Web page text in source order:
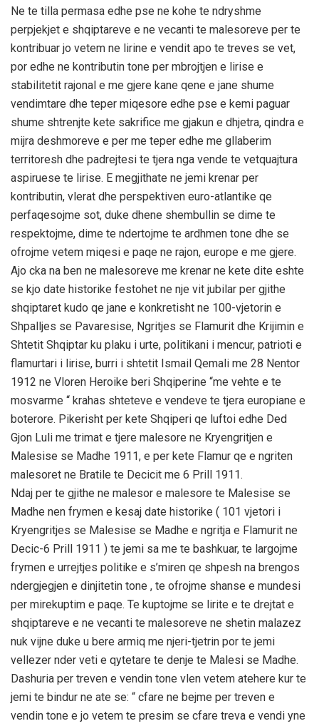
Ne te tilla permasa edhe pse ne kohe te ndryshme
perpjekjet e shqiptareve e ne vecanti te malesoreve per te
kontribuar jo vetem ne lirine e vendit apo te treves se vet,
por edhe ne kontributin tone per mbrojtjen e lirise e
stabilitetit rajonal e me gjere kane qene e jane shume
vendimtare dhe teper miqesore edhe pse e kemi paguar
shume shtrenjte kete sakrifice me gjakun e dhjetra, qindra e
mijra deshmoreve e per me teper edhe me gllaberim
territoresh dhe padrejtesi te tjera nga vende te vetquajtura
aspiruese te lirise. E megjithate ne jemi krenar per
kontributin, vlerat dhe perspektiven euro-atlantike qe
perfaqesojme sot, duke dhene shembullin se dime te
respektojme, dime te ndertojme te ardhmen tone dhe se
ofrojme vetem miqesi e paqe ne rajon, europe e me gjere.
Ajo cka na ben ne malesoreve me krenar ne kete dite eshte
se kjo date historike festohet ne nje vit jubilar per gjithe
shqiptaret kudo qe jane e konkretisht ne 100-vjetorin e
Shpalljes se Pavaresise, Ngritjes se Flamurit dhe Krijimin e
Shtetit Shqiptar ku plaku i urte, politikani i mencur, patrioti e
flamurtari i lirise, burri i shtetit Ismail Qemali me 28 Nentor
1912 ne Vloren Heroike beri Shqiperine “me vehte e te
mosvarme “ krahas shteteve e vendeve te tjera europiane e
boterore. Pikerisht per kete Shqiperi qe luftoi edhe Ded
Gjon Luli me trimat e tjere malesore ne Kryengritjen e
Malesise se Madhe 1911, e per kete Flamur qe e ngriten
malesoret ne Bratile te Decicit me 6 Prill 1911.
Ndaj per te gjithe ne malesor e malesore te Malesise se
Madhe nen frymen e kesaj date historike ( 101 vjetori i
Kryengritjes se Malesise se Madhe e ngritja e Flamurit ne
Decic-6 Prill 1911 ) te jemi sa me te bashkuar, te largojme
frymen e urrejtjes politike e s’miren qe shpesh na brengos
ndergjegjen e dinjitetin tone , te ofrojme shanse e mundesi
per mirekuptim e paqe. Te kuptojme se lirite e te drejtat e
shqiptareve e ne vecanti te malesoreve ne shetin malazez
nuk vijne duke u bere armiq me njeri-tjetrin por te jemi
vellezer nder veti e qytetare te denje te Malesi se Madhe.
Dashuria per treven e vendin tone vlen vetem atehere kur te
jemi te bindur ne ate se: “ cfare ne bejme per treven e
vendin tone e jo vetem te presim se cfare treva e vendi yne